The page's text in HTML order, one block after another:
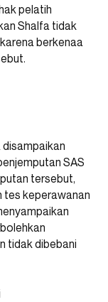
pelatih
Shalfa tidak
berkenaa
disampaikan
SAS
tersebut,
tes keperawanan
tidak dibebani